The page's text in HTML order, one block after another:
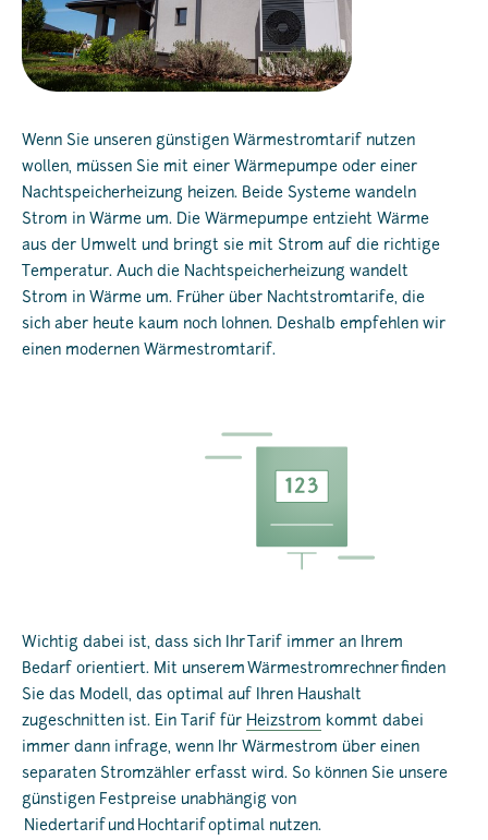
Wenn Sie unseren günstigen Wärmestromtarif nutzen
wollen, müssen Sie mit einer Wärmepumpe oder einer
Nachtspeicherheizung heizen. Beide Systeme wandeln
Strom in Wärme um. Die Wärmepumpe entzieht Wärme
aus der Umwelt und bringt sie mit Strom auf die richtige
Temperatur. Auch die Nachtspeicherheizung wandelt
Strom in Wärme um. Früher über Nachtstromtarife, die
sich aber heute kaum noch lohnen. Deshalb empfehlen wir
einen modernen Wärmestromtarif.
Wichtig dabei ist, dass sich Ihr Tarif immer an Ihrem
Bedarf orientiert. Mit unserem Wärmestromrechner finden
Sie das Modell, das optimal auf Ihren Haushalt
zugeschnitten ist. Ein Tarif für Heizstrom kommt dabei
immer dann infrage, wenn Ihr Wärmestrom über einen
separaten Stromzähler erfasst wird. So können Sie unsere
günstigen Festpreise unabhängig von
Niedertarif und Hochtarif optimal nutzen.